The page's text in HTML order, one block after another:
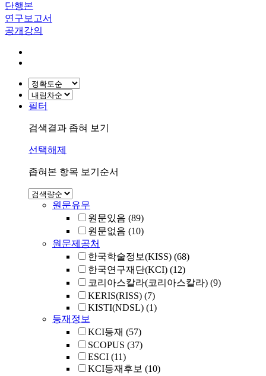
단행본
연구보고서
공개강의
필터
검색결과 좁혀 보기
선택해제
좁혀본 항목 보기순서
원문유무
원문있음 (89)
원문없음 (10)
원문제공처
한국학술정보(KISS) (68)
한국연구재단(KCI) (12)
코리아스칼라(코리아스칼라) (9)
KERIS(RISS) (7)
KISTI(NDSL) (1)
등재정보
KCI등재 (57)
SCOPUS (37)
ESCI (11)
KCI등재후보 (10)